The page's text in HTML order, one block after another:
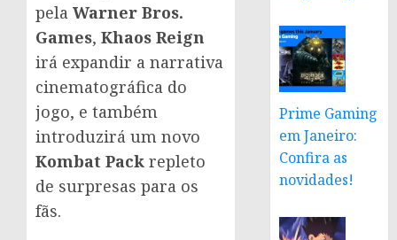
pela Warner Bros.
Games, Khaos Reign
irá expandir a narrativa
cinematográfica do
jogo, e também
introduzirá um novo
Kombat Pack repleto
de surpresas para os
fãs.
Prime Gaming
em Janeiro:
Confira as
novidades!